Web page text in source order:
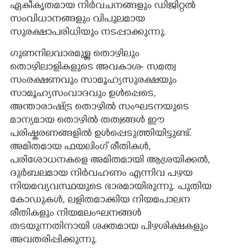
ഏകീകൃതമായ നിർവചനങ്ങളും ഡിജിറ്റൽ
സംവിധാനങ്ങളും വിപുലമായ
സുരക്ഷാപരിധിയും നടപ്പാക്കുന്നു.
ഗുണനിലവാരമുള്ള തൊഴിലും
തൊഴിലാളികളുടെ അവകാശ- സമത്വ
സംരക്ഷണവും സാമൂഹ്യസുരക്ഷയും
സാമൂഹ്യസംവാദവും ഉൾപ്പെടെ,
അന്താരാഷ്ട്ര തൊഴിൽ സംഘടനയുടെ
മാന്യമായ തൊഴിൽ തത്വങ്ങൾ ഈ
പരിഷ്കരണങ്ങളിൽ ഉൾപ്പെടുത്തിയിട്ടുണ്ട്.
അമിതമായ ഫയലിംഗ് രീതികൾ,
പരിശോധനകളെ അമിതമായി ആശ്രയിക്കൽ,
ദുർബലമായ നിർവഹണം എന്നിവ പഴയ
നിയമവ്യവസ്ഥയുടെ ഭാരമായിരുന്നു. പുതിയ
കോഡുകൾ, ലളിതമാക്കിയ നിയമപാലന
രീതികളും നിയമലംഘനങ്ങൾ
തടയുന്നതിനായി ശക്തമായ പിഴശിക്ഷകളും
അവതരിപ്പിക്കുന്നു.